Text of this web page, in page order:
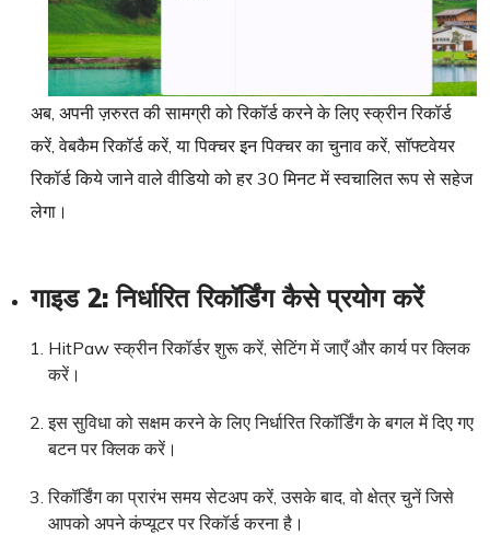
अब, अपनी ज़रुरत की सामग्री को रिकॉर्ड करने के लिए स्क्रीन रिकॉर्ड
करें, वेबकैम रिकॉर्ड करें, या पिक्चर इन पिक्चर का चुनाव करें, सॉफ्टवेयर
रिकॉर्ड किये जाने वाले वीडियो को हर 30 मिनट में स्वचालित रूप से सहेज
लेगा।
गाइड 2: निर्धारित रिकॉर्डिंग कैसे प्रयोग करें
HitPaw स्क्रीन रिकॉर्डर शुरू करें, सेटिंग में जाएँ और कार्य पर क्लिक
करें।
इस सुविधा को सक्षम करने के लिए निर्धारित रिकॉर्डिंग के बगल में दिए गए
बटन पर क्लिक करें।
रिकॉर्डिंग का प्रारंभ समय सेटअप करें, उसके बाद, वो क्षेत्र चुनें जिसे
आपको अपने कंप्यूटर पर रिकॉर्ड करना है।